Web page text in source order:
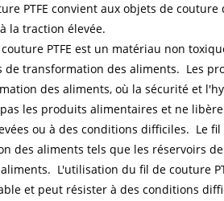
PTFE convient aux objets de
la traction élevée.
PTFE est un matériau non
de transformation des aliments. Les
des aliments, où la sécurité et
les produits alimentaires et ne
ou à des conditions difficiles. Le
des aliments tels que les réservoirs
L'utilisation du fil de couture
et peut résister à des conditions